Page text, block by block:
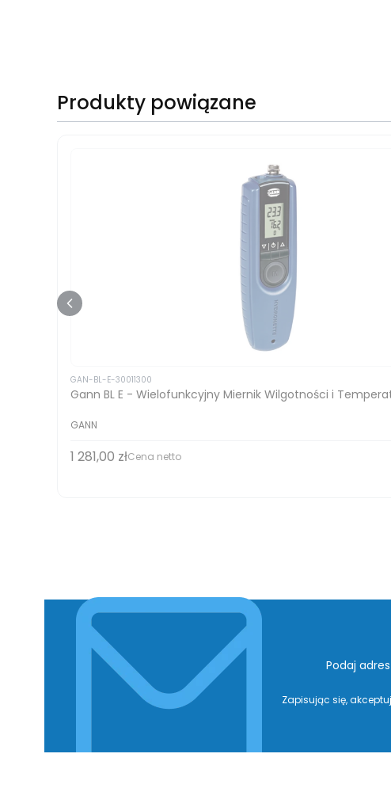
Produkty powiązane
GAN-BL-E-30011300
Gann BL E - Wielofunkcyjny Miernik Wilgotności i
GANN
Cena
1 281,00 złCena netto
Podaj
Zapisując się,